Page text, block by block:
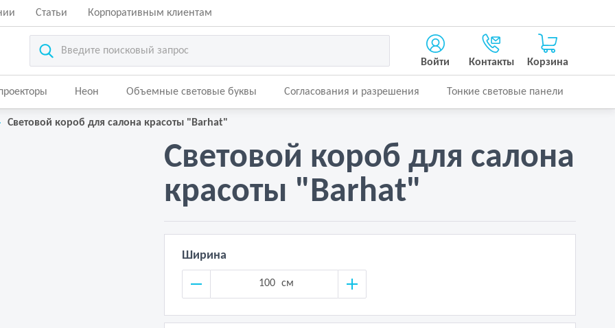
Статьи Корпоративным клиентам
Войти Контакты Корзина
Неон Объемные световые буквы Согласования и разрешения Тонкие световые панели
Световой короб для салона красоты "Barhat"
Световой короб для салона
красоты "Barhat"
Ширина
см